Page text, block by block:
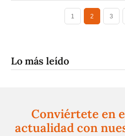
1 2 3
Lo más leído
Conviértete en
actualidad con